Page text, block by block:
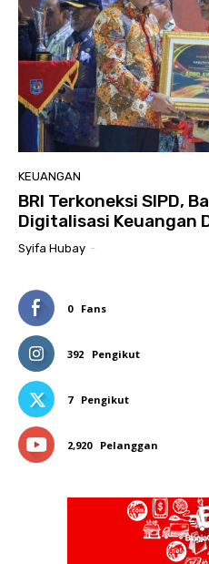
KEUANGAN
BRI Terkoneksi SIPD,
Digitalisasi Keuangan
Syifa Hubay -
0 Fans
392 Pengikut
7 Pengikut
2,920 Pelanggan